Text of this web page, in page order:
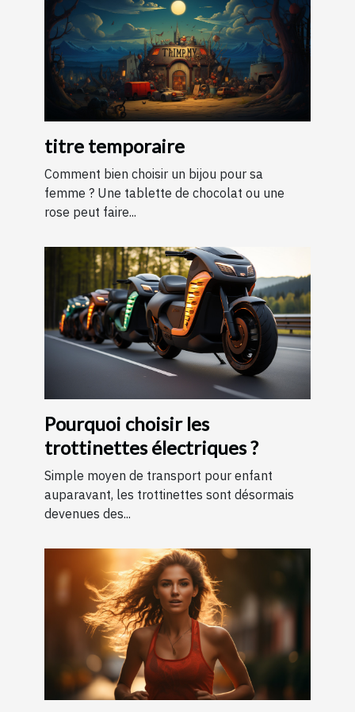
titre temporaire
Comment bien choisir un bijou pour sa
femme ? Une tablette de chocolat ou une
rose peut faire...
Pourquoi choisir les
trottinettes électriques ?
Simple moyen de transport pour enfant
auparavant, les trottinettes sont désormais
devenues des...